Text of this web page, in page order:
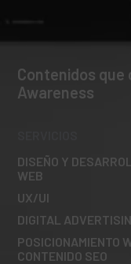
Contenidos que
Awareness
DISEÑO Y
WEB
UX/UI
DIGITAL
POSICIONAMIENTO
CONTENIDO SEO